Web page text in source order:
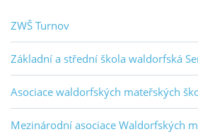
ZWŠ Turnov
Základní a střední škola waldorfská
Asociace waldorfských mateřských
Mezinárodní asociace Waldorfských